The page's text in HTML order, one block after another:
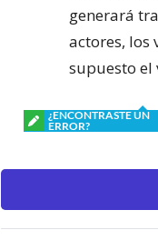
generará
actores, los
supuesto el
¿ENCONTRASTE UN
ERROR?